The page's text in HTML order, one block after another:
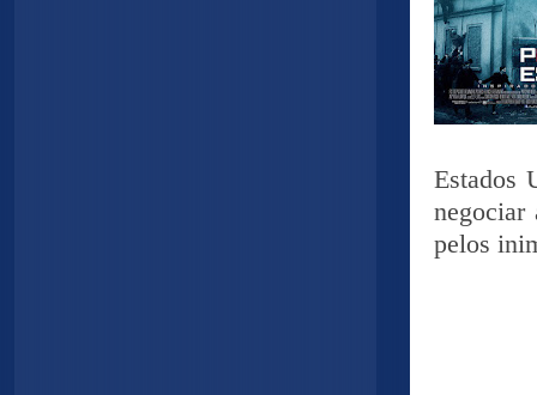
Estados
negociar
pelos